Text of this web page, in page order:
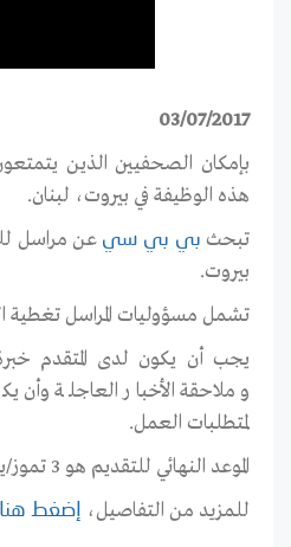
03/07/2017
بإمكان الصحفيين الذين
هذه الوظيفة في بيروت، لبنان.
تبحث بي بي سي عن مراسل
بيروت.
تشمل مسؤوليات المراسل تغطية
يجب أن يكون لدى المتقدم خبرة
وملاحقة الأخبار العاجلة
لمتطلبات العمل.
الموعد النهائي للتقديم هو 3 تموز/يوليو 2017.
للمزيد من التفاصيل،
إضغط هنا